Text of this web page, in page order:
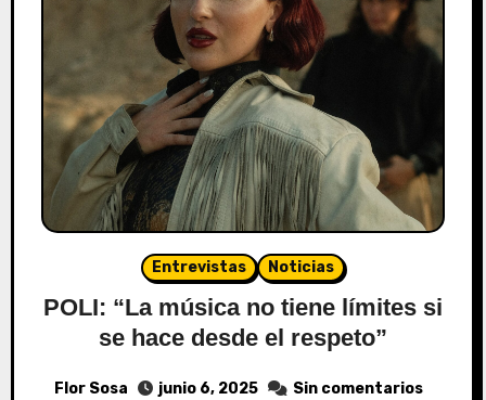
Entrevistas Noticias
POLI: “La música no tiene límites si
se hace desde el respeto”
Flor Sosa junio 6, 2025 Sin comentarios